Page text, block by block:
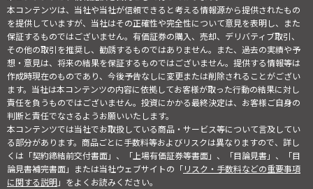
本コンテンツは、当社や当社が信頼できると考える情報源から提供されたもの
を提供していますが、当社はその正確性や完全性について意見を表明し、また
保証するものではございません。有価証券の購入、売却、デリバティブ取引、
その他の取引を推奨し、勧誘するものではありません。また、過去の実績や予
想・意見は、将来の結果を保証するものではございません。提供する情報等は
作成時現在のものであり、今後予告なしに変更または削除されることがござい
ます。当社は本コンテンツの内容に依拠してお客様が取った行動の結果に対し
責任を負うものではございません。投資にかかる最終決定は、お客様ご自身の
判断と責任でなさるようお願いいたします。
本コンテンツでは当社でお取扱している商品・サービス等について言及してい
る部分があります。商品ごとに手数料等およびリスクは異なりますので、詳し
くは「契約締結前交付書面」、「上場有価証券等書面」、「目論見書」、「目
論見書補完書面」または当社ウェブサイトの「リスク・手数料などの重要事項
に関する説明」をよくお読みください。